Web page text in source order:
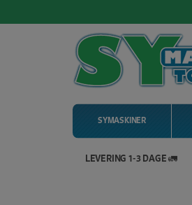
LEVERING 1-3 DAGE 🚛
SYMASKINER